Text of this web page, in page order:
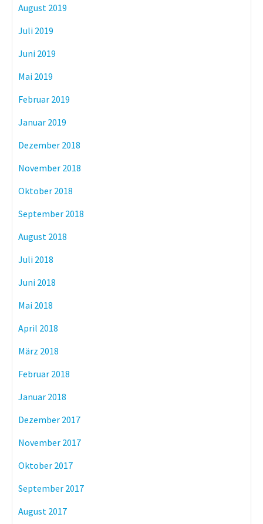
August 2019
Juli 2019
Juni 2019
Mai 2019
Februar 2019
Januar 2019
Dezember 2018
November 2018
Oktober 2018
September 2018
August 2018
Juli 2018
Juni 2018
Mai 2018
April 2018
März 2018
Februar 2018
Januar 2018
Dezember 2017
November 2017
Oktober 2017
September 2017
August 2017